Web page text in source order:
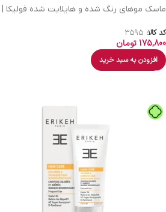
ماسک موهای رنگ شده و هایلایت شده فولیکا | 100 میل
کد کالا: 3595
175,800تومان
افزودن به سبد خرید